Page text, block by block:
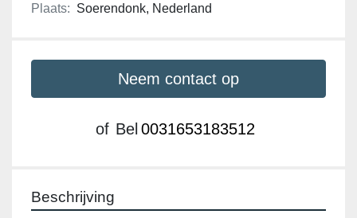
Plaats: Soerendonk, Nederland
Neem contact op
of Bel 0031653183512
Beschrijving